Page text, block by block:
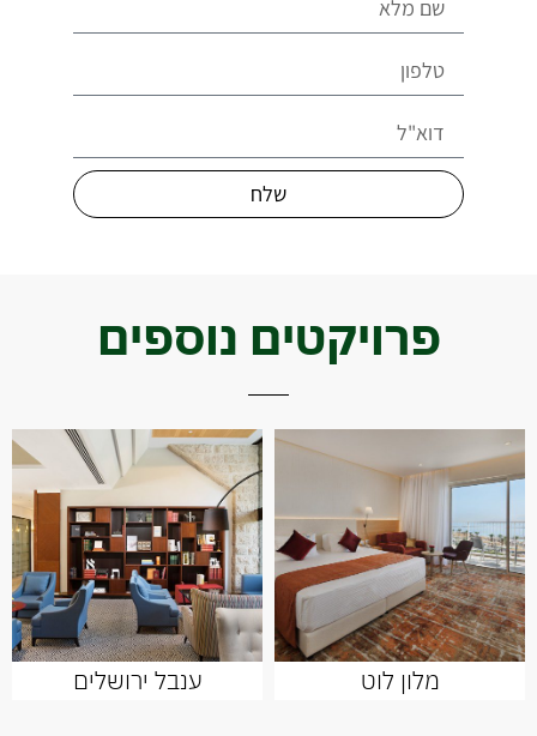
שלח
פרויקטים נוספים
מלון לוט ענבל ירושלים